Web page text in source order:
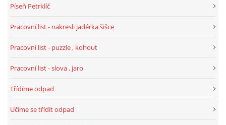
MIKULÁŠ, ČERTI
VELIKONOCE
SVĚTOVÝ DEN VODY 22. BŘEZEN
Píseň Petrklíč
Pracovní list - nakresli jadérka šišce
Pracovní list - puzzle , kohout
Pracovní list - slova , jaro
Třídíme odpad
Učíme se třídit odpad